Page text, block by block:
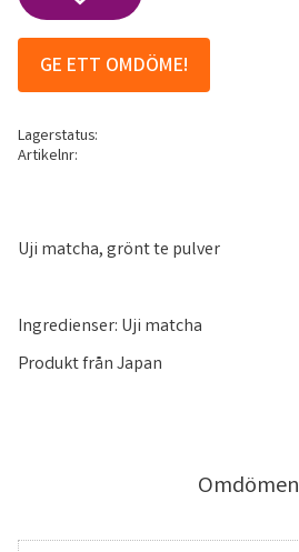
Lagerstatus
Artikelnr
GE ETT OMDÖME!
Uji matcha, grönt te pulver
Ingredienser: Uji matcha
Produkt från Japan
Omdömen